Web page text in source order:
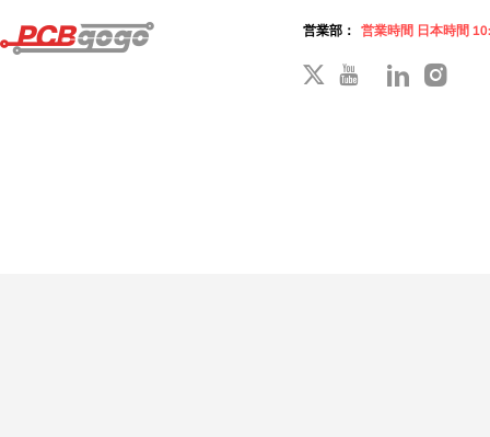
営業部： 営業時間 日本時間